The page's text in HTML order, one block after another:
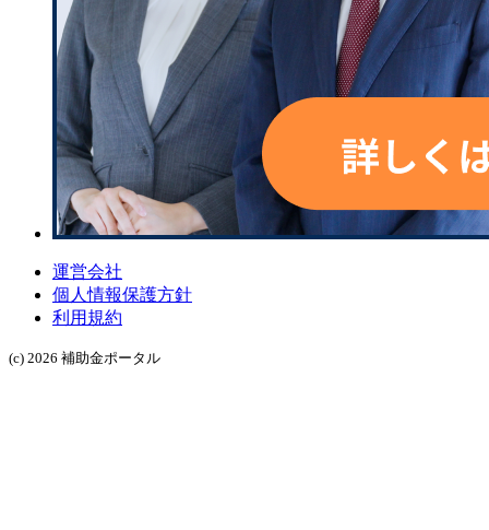
運営会社
個人情報保護方針
利用規約
(c) 2026 補助金ポータル